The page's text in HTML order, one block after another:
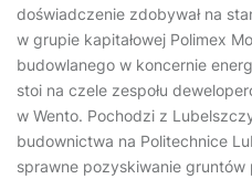
doświadczenie zdobywał na
w grupie kapitałowej Polimex
budowlanego w koncernie
stoi na czele zespołu
w Wento. Pochodzi z
budownictwa na Politechnice
sprawne pozyskiwanie